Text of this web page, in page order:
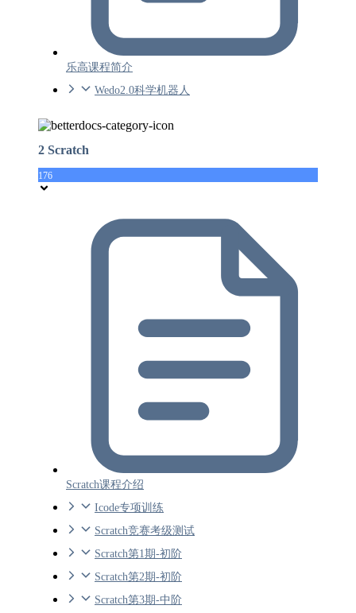
乐高课程简介
Wedo2.0科学机器人
2 Scratch
176
Scratch课程介绍
Icode专项训练
Scratch竞赛考级测试
Scratch第1期-初阶
Scratch第2期-初阶
Scratch第3期-中阶